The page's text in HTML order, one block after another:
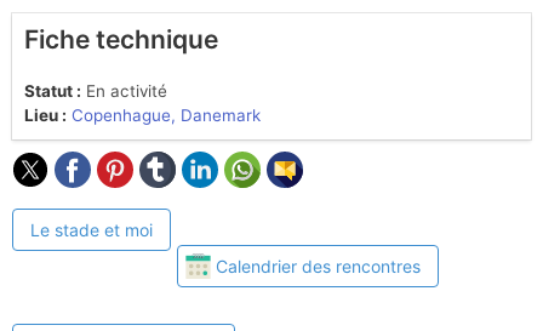
Fiche technique
Statut : En activité
Lieu : Copenhague, Danemark
Le stade et moi
Calendrier des rencontres